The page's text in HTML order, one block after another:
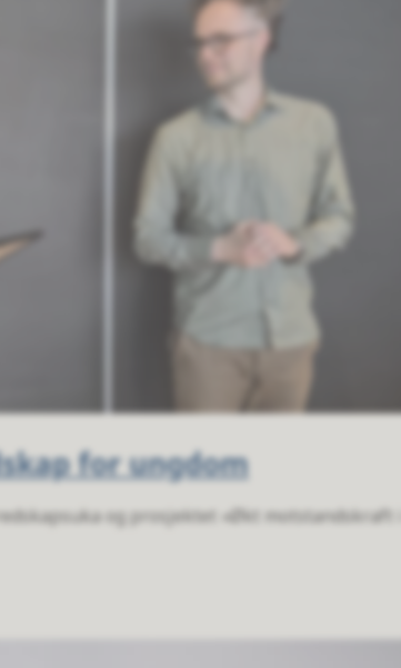
for ungdom
og prosjektet «Økt motstandskraft i